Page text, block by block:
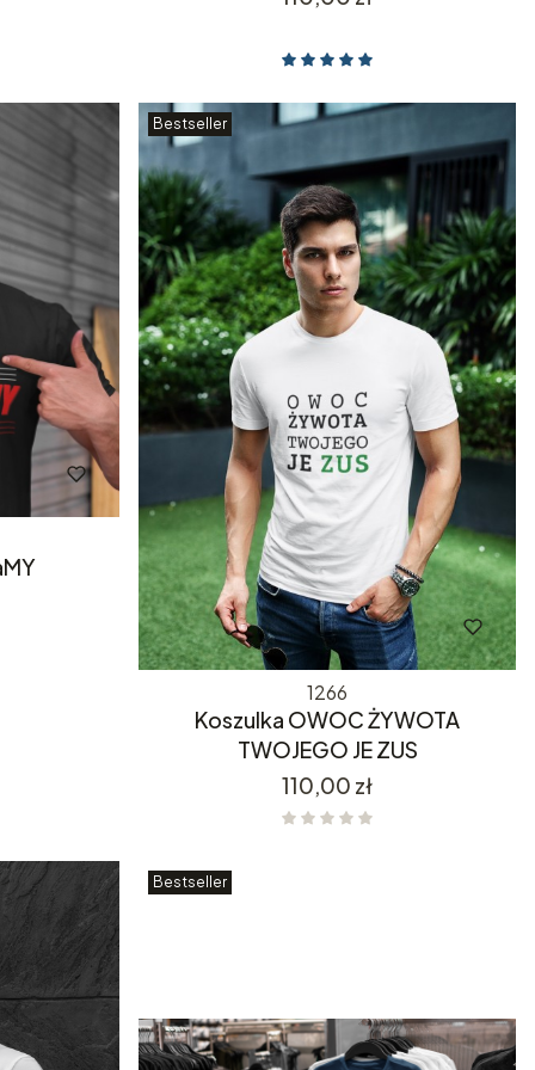
Bestseller
1266
Koszulka OWOC ŻYWOTA
TWOJEGO JE ZUS
Cena
110,00 zł
Bestseller